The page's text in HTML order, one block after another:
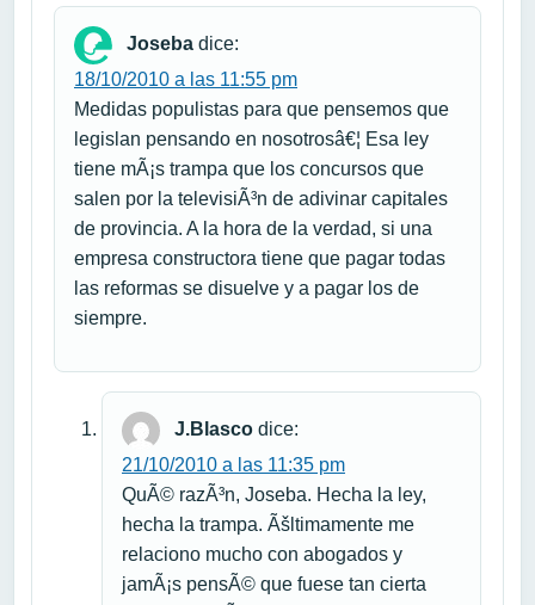
Joseba dice:
18/10/2010 a las 11:55 pm
Medidas populistas para que pensemos que
legislan pensando en nosotrosâ€¦ Esa ley
tiene mÃ¡s trampa que los concursos que
salen por la televisiÃ³n de adivinar capitales
de provincia. A la hora de la verdad, si una
empresa constructora tiene que pagar todas
las reformas se disuelve y a pagar los de
siempre.
J.Blasco dice:
21/10/2010 a las 11:35 pm
QuÃ© razÃ³n, Joseba. Hecha la ley,
hecha la trampa. Ãšltimamente me
relaciono mucho con abogados y
jamÃ¡s pensÃ© que fuese tan cierta